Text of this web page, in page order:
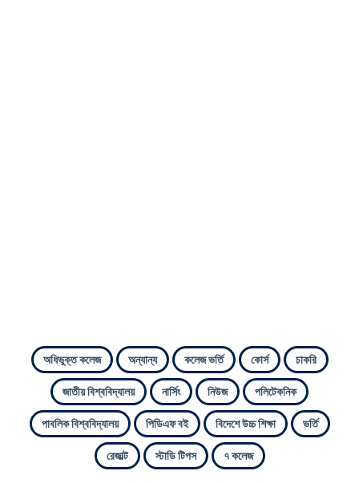
অধিভুক্ত কলেজ অন্যান্য কলেজ ভর্তি কোর্স চাকরি
জাতীয় বিশ্ববিদ্যালয় নার্সিং নিউজ পলিটেকনিক
পাবলিক বিশ্ববিদ্যালয় পিডিএফ বই বিদেশে উচ্চ শিক্ষা ভর্তি
রেজাল্ট স্টাডি টিপস ৭ কলেজ